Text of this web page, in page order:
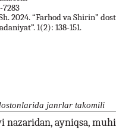
7283
2024. “Farhod va Shirin”
1(2): 138-151.
ayniqsa,
janrlar takomili